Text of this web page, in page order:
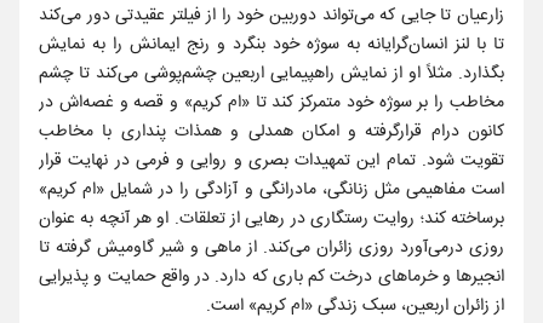
زارعیان تا جایی که می‌تواند دوربین خود را از فیلتر عقیدتی دور می‌کند
تا با لنز انسان‌گرایانه به سوژه خود بنگرد و رنج ایمانش را به نمایش
بگذارد. مثلاً او از نمایش راهپیمایی اربعین چشم‌پوشی می‌کند تا چشم
مخاطب را بر سوژه خود متمرکز کند تا «ام کریم» و قصه و غصه‌اش در
کانون درام قرارگرفته و امکان همدلی و همذات پنداری با مخاطب
تقویت شود. تمام این تمهیدات بصری و روایی و فرمی در نهایت قرار
است مفاهیمی مثل زنانگی، مادرانگی و آزادگی را در شمایل «ام کریم»
برساخته کند؛ روایت رستگاری در رهایی از تعلقات. او هر آنچه به عنوان
روزی درمی‌آورد روزی زائران می‌کند. از ماهی و شیر گاومیش گرفته تا
انجیرها و خرماهای درخت کم باری که دارد. در واقع حمایت و پذیرایی
از زائران اربعین، سبک زندگی‌ «ام‌ کریم» است.